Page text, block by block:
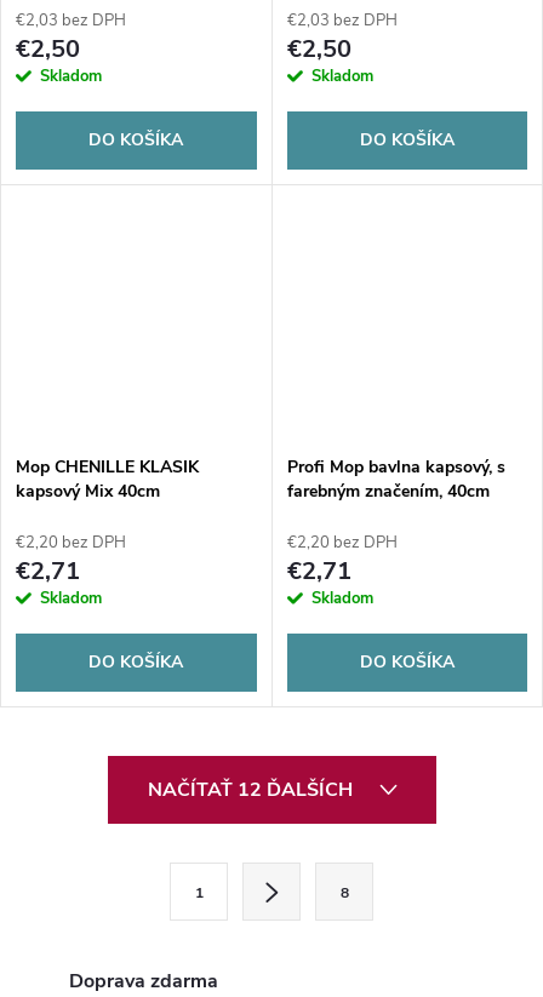
€2,03 bez DPH
€2,50
Skladom
DO KOŠÍKA
€2,03 bez DPH
€2,50
Skladom
DO KOŠÍKA
Mop CHENILLE KLASIK
kapsový Mix 40cm
€2,20 bez DPH
€2,71
Skladom
DO KOŠÍKA
Profi Mop bavlna kapsový, s
farebným značením, 40cm
€2,20 bez DPH
€2,71
Skladom
DO KOŠÍKA
NAČÍTAŤ 12 ĎALŠÍCH
1 8
Doprava zdarma